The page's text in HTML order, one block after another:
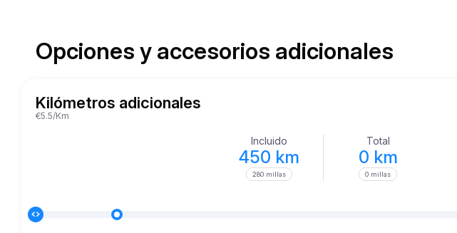
Opciones y accesorios adicionales
Kilómetros adicionales
€5.5/Km
Incluido
450 km
280 millas
Total
0 km
0 millas